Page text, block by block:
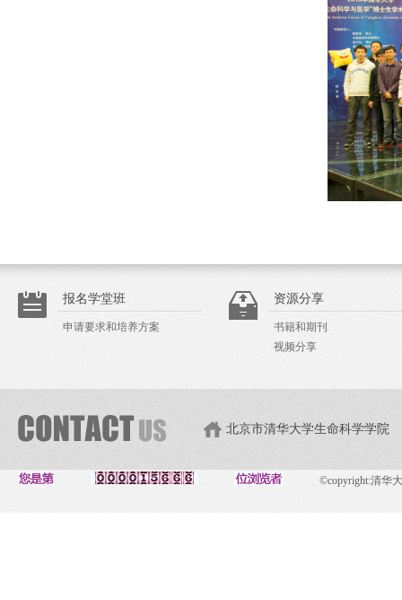
报名学堂班
申请要求和培养方案
资源分享
书籍和期刊
视频分享
北京市清华大学生命科学学院
©copyright:清华